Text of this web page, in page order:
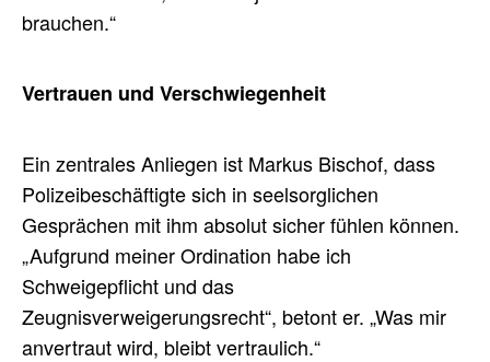
brauchen.“
Vertrauen und Verschwiegenheit
Ein zentrales Anliegen ist Markus Bischof, dass
Polizeibeschäftigte sich in seelsorglichen
Gesprächen mit ihm absolut sicher fühlen können.
„Aufgrund meiner Ordination habe ich
Schweigepflicht und das
Zeugnisverweigerungsrecht“, betont er. „Was mir
anvertraut wird, bleibt vertraulich.“